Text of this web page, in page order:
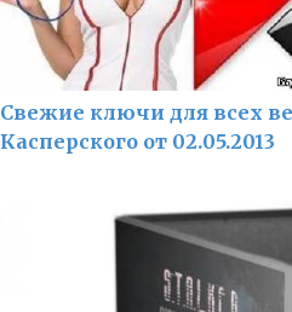
Свежие ключи для всех
Касперского от 02.05.2013